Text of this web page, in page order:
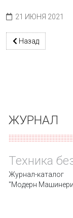
21 ИЮНЯ 2021
Предыдущий:
Назад
ЖУРНАЛ
Техника
Журнал-каталог
"Модерн